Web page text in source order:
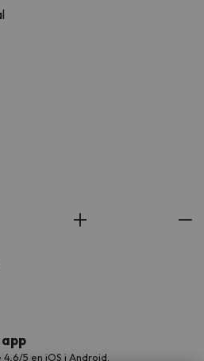
5 en iOS i Android.